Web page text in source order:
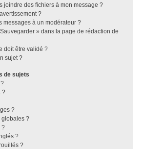
joindre des fichiers à mon message ?
?
messages à un modérateur ?
» dans la page de rédaction de
doit être validé ?
sujet ?
de sujets
?
?
globales ?
?
?
?